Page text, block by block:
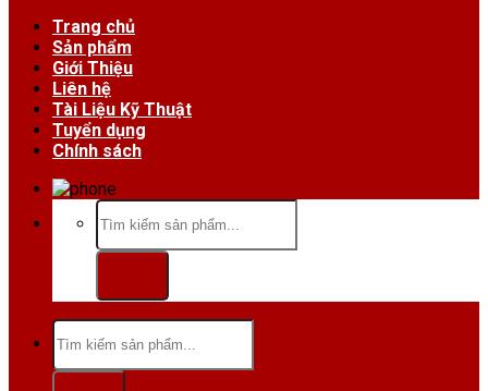
Trang chủ
Sản phẩm
Giới Thiệu
Liên hệ
Tài Liệu Kỹ Thuật
Tuyển dụng
Chính sách
Tìm
kiếm:
Tìm
kiếm: